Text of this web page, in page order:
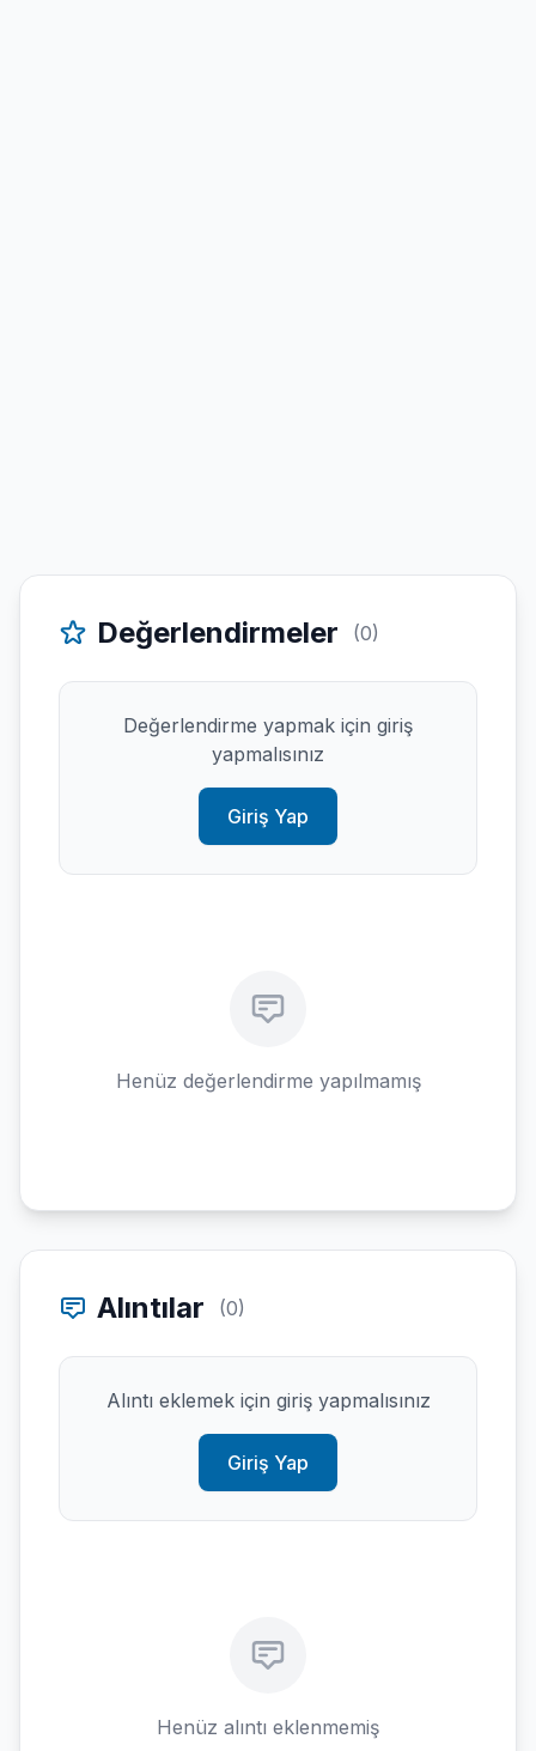
Değerlendirmeler (0)
Değerlendirme yapmak için giriş
yapmalısınız
Giriş Yap
Henüz değerlendirme yapılmamış
Alıntılar (0)
Alıntı eklemek için giriş yapmalısınız
Giriş Yap
Henüz alıntı eklenmemiş